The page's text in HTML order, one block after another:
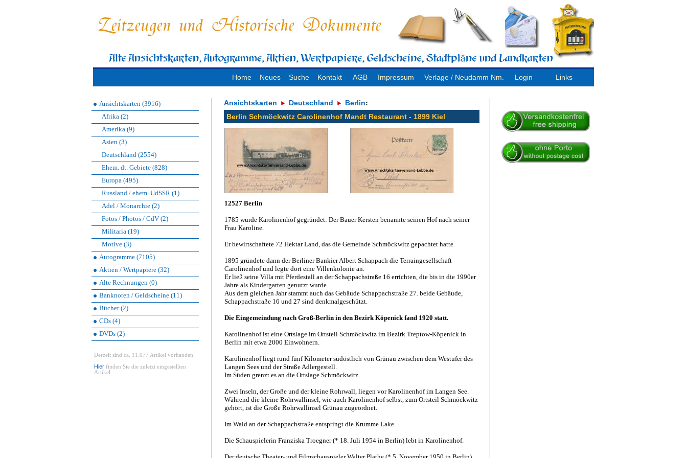
Home Neues Suche Kontakt AGB Impressum Verlage / Neudamm Nm. Login Links
Ansichtskarten (3916)
Afrika (2)
Amerika (9)
Asien (3)
Deutschland (2554)
Ehem. dt. Gebiete (828)
Europa (495)
Russland / ehem. UdSSR (1)
Adel / Monarchie (2)
Fotos / Photos / CdV (2)
Militaria (19)
Motive (3)
Autogramme (7105)
Aktien / Wertpapiere (32)
Alte Rechnungen (0)
Banknoten / Geldscheine (11)
Bücher (2)
CDs (4)
DVDs (2)
Derzeit sind ca. 11.077 Artikel vorhanden.
Hier finden Sie die zuletzt eingestellten
Artikel.
Ansichtskarten Deutschland Berlin:
Berlin Schmöckwitz Carolinenhof Mandt Restaurant - 1899 Kiel
12527 Berlin
1785 wurde Karolinenhof gegründet: Der Bauer Kersten benannte seinen Hof nach seiner
Frau Karoline.
Er bewirtschaftete 72 Hektar Land, das die Gemeinde Schmöckwitz gepachtet hatte.
1895 gründete dann der Berliner Bankier Albert Schappach die Terraingesellschaft
Carolinenhof und legte dort eine Villenkolonie an.
Er ließ seine Villa mit Pferdestall an der Schappachstraße 16 errichten, die bis in die 1990er
Jahre als Kindergarten genutzt wurde.
Aus dem gleichen Jahr stammt auch das Gebäude Schappachstraße 27. beide Gebäude,
Schappachstraße 16 und 27 sind denkmalgeschützt.
Die Eingemeindung nach Groß-Berlin in den Bezirk Köpenick fand 1920 statt.
Karolinenhof ist eine Ortslage im Ortsteil Schmöckwitz im Bezirk Treptow-Köpenick in
Berlin mit etwa 2000 Einwohnern.
Karolinenhof liegt rund fünf Kilometer südöstlich von Grünau zwischen dem Westufer des
Langen Sees und der Straße Adlergestell.
Im Süden grenzt es an die Ortslage Schmöckwitz.
Zwei Inseln, der Große und der kleine Rohrwall, liegen vor Karolinenhof im Langen See.
Während die kleine Rohrwallinsel, wie auch Karolinenhof selbst, zum Ortsteil Schmöckwitz
gehört, ist die Große Rohrwallinsel Grünau zugeordnet.
Im Wald an der Schappachstraße entspringt die Krumme Lake.
Die Schauspielerin Franziska Troegner (* 18. Juli 1954 in Berlin) lebt in Karolinenhof.